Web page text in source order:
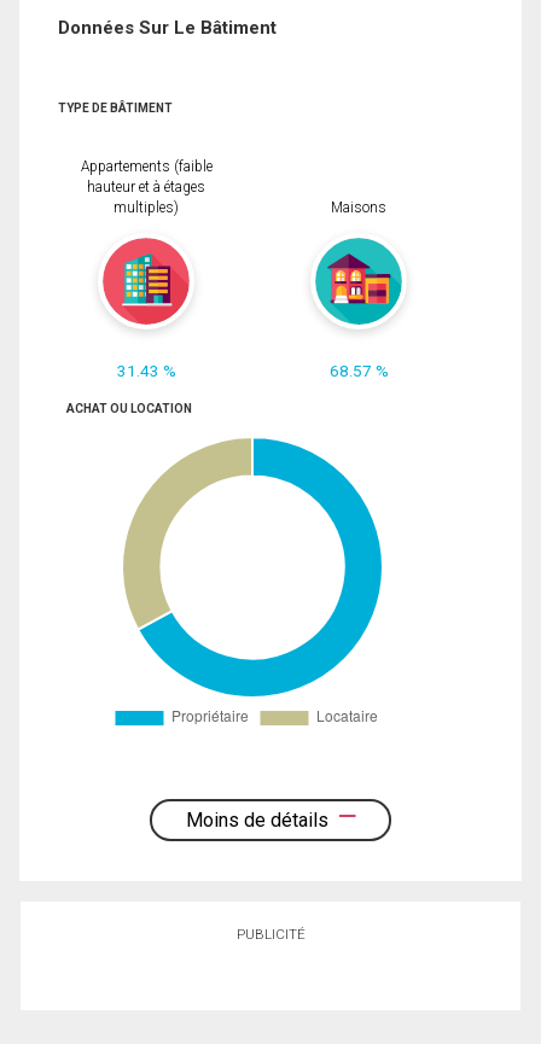
Données Sur Le Bâtiment
TYPE DE BÂTIMENT
Appartements (faible
hauteur et à étages
multiples)
31.43 %
Maisons
68.57 %
ACHAT OU LOCATION
Moins de détails
PUBLICITÉ